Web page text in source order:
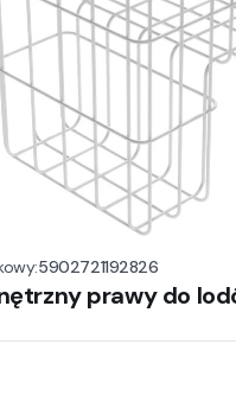
5902721192826
prawy do